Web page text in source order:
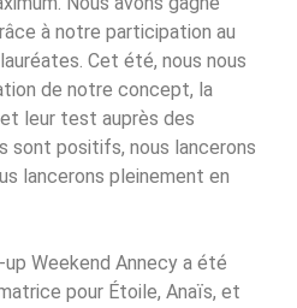
à notre participation au
Cet été, nous nous
de notre concept, la
leur test auprès des
sont positifs, nous lancerons
lancerons pleinement en
Weekend Annecy a été
pour Étoile, Anaïs, et